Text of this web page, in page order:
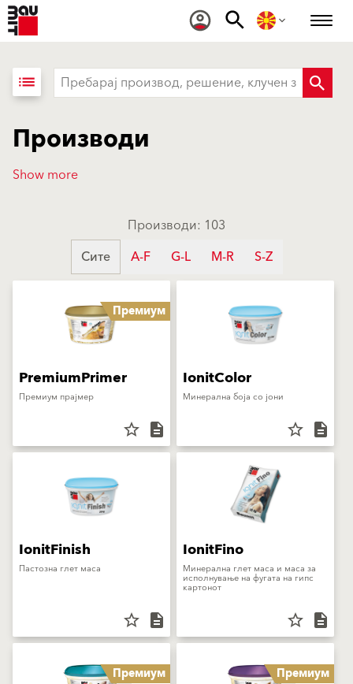
list
Производи
Show more
Производи: 103
Сите
A-F G-L M-R S-Z
Премиум
PremiumPrimer
Премиум прајмер
star_border description
IonitColor
Минерална боја со јони
star_border description
IonitFinish
Пастозна глет маса
star_border description
IonitFino
Минерална глет маса и маса за
исполнување на фугата на гипс
картонот
star_border description
Премиум Премиум